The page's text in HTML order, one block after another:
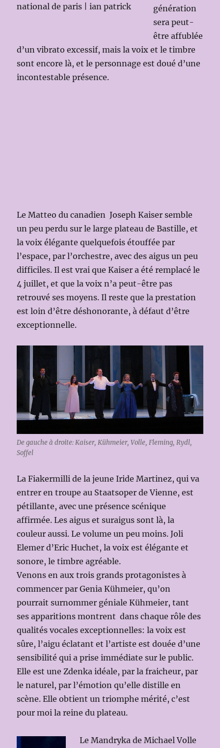
national de paris | ian patrick
génération
sera peut-
être affublée
d’un vibrato excessif, mais la voix et le timbre
sont encore là, et le personnage est doué d’une
incontestable présence.
Le Matteo du canadien Joseph Kaiser semble
un peu perdu sur le large plateau de Bastille, et
la voix élégante quelquefois étouffée par
l’espace, par l’orchestre, avec des aigus un peu
difficiles. Il est vrai que Kaiser a été remplacé le
4 juillet, et que la voix n’a peut-être pas
retrouvé ses moyens. Il reste que la prestation
est loin d’être déshonorante, à défaut d’être
exceptionnelle.
De gauche à droite: Kaiser, Kühmeier, Volle, Fleming, Rydl,
Soffel
La Fiakermilli de la jeune Iride Martinez, qui va
entrer en troupe au Staatsoper de Vienne, est
pétillante, avec une présence scénique
affirmée. Les aigus et suraigus sont là, la
couleur aussi. Le volume un peu moins. Joli
Elemer d’Eric Huchet, la voix est élégante et
sonore, le timbre agréable.
Venons en aux trois grands protagonistes à
commencer par Genia Kühmeier, qu’on
pourrait surnommer géniale Kühmeier, tant
ses apparitions montrent dans chaque rôle des
qualités vocales exceptionnelles: la voix est
sûre, l’aigu éclatant et l’artiste est douée d’une
sensibilité qui a prise immédiate sur le public.
Elle est une Zdenka idéale, par la fraicheur, par
le naturel, par l’émotion qu’elle distille en
scène. Elle obtient un triomphe mérité, c’est
pour moi la reine du plateau.
Le Mandryka de Michael Volle